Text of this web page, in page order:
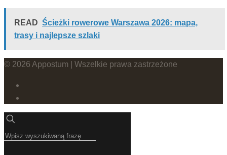
READ Ścieżki rowerowe Warszawa 2026: mapa,
trasy i najlepsze szlaki
© 2026 Appostum | Wszelkie prawa zastrzeżone